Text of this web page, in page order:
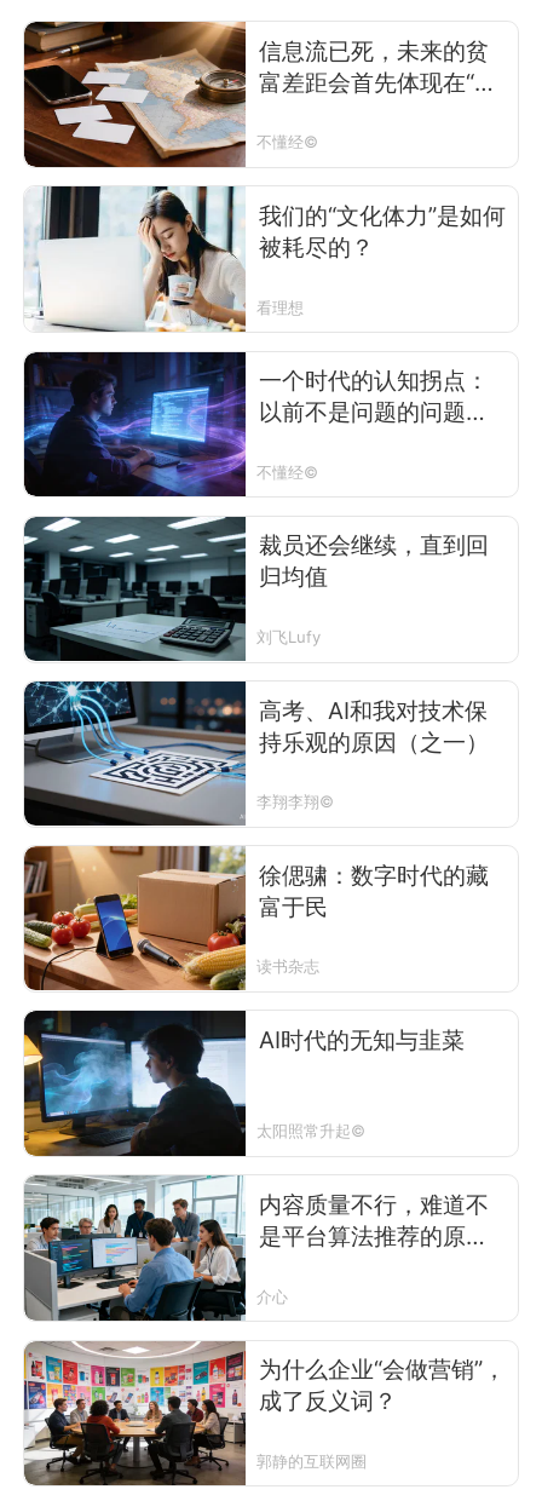
信息流已死，未来的贫
富差距会首先体现在“现
不懂经©
我们的“文化体力”是如何
被耗尽的？
看理想
一个时代的认知拐点：
以前不是问题的问题，
不懂经©
裁员还会继续，直到回
归均值
刘飞Lufy
高考、AI和我对技术保
持乐观的原因（之一）
李翔李翔©
徐偲骕：数字时代的藏
富于民
读书杂志
AI时代的无知与韭菜
太阳照常升起©
内容质量不行，难道不
是平台算法推荐的原罪
想到的
介心
为什么企业“会做营销”，
成了反义词？
郭静的互联网圈